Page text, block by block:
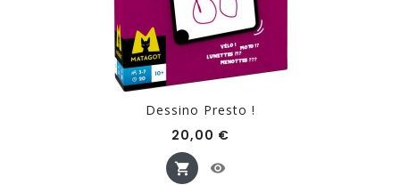
Dessino Presto !
20,00 €Prix